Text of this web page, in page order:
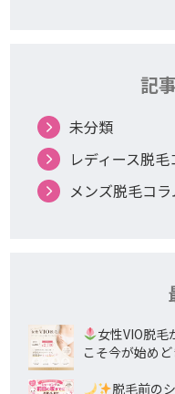
記
未分類
レディース脱毛
メンズ脱毛コラ
女性VIO脱
こそ今が始めど
脱毛前の